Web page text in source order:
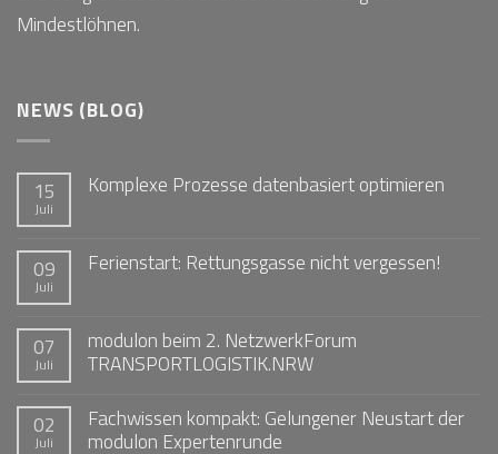
Mindestlöhnen.
NEWS (BLOG)
15
Juli
Komplexe Prozesse datenbasiert optimieren
09
Juli
Ferienstart: Rettungsgasse nicht vergessen!
07
Juli
modulon beim 2. NetzwerkForum
TRANSPORTLOGISTIK.NRW
02
Juli
Fachwissen kompakt: Gelungener Neustart der
modulon Expertenrunde